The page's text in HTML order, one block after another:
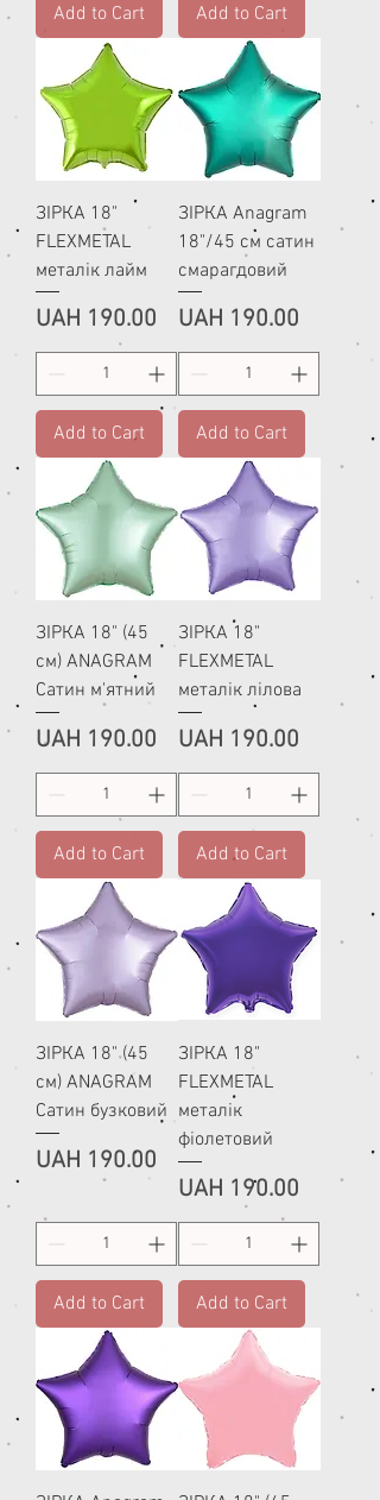
Add to Cart Add to Cart
ЗІРКА 18"
FLEXMETAL
металік лайм
Price
UAH 190.00
Add to Cart
ЗІРКА Anagram
18"/45 см сатин
смарагдовий
Price
UAH 190.00
Add to Cart
ЗІРКА 18" (45
см) ANAGRAM
Сатин м'ятний
Price
UAH 190.00
Add to Cart
ЗІРКА 18"
FLEXMETAL
металік лілова
Price
UAH 190.00
Add to Cart
ЗІРКА 18" (45
см) ANAGRAM
Сатин бузковий
Price
UAH 190.00
Add to Cart
ЗІРКА 18"
FLEXMETAL
металік
фіолетовий
Price
UAH 190.00
Add to Cart